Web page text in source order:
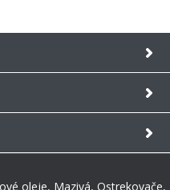
oleje, Mazivá, Ostrekovače,